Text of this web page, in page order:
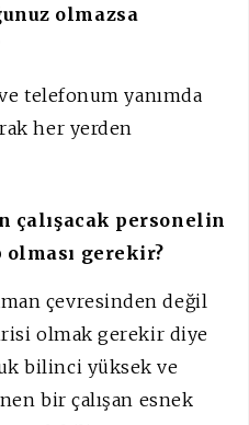
olmazsa
telefonum yanımda
her yerden
çalışacak personelin
gerekir?
çevresinden değil
olmak gerekir diye
bilinci yüksek ve
bir çalışan esnek